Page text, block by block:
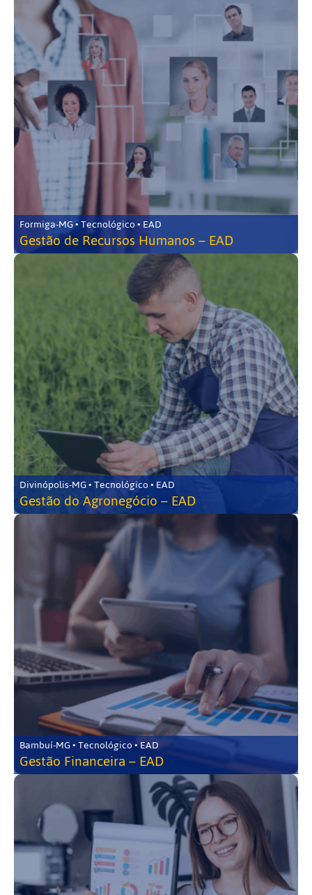
Formiga-MG • Tecnológico • EAD
Gestão de Recursos Humanos – EAD
Divinópolis-MG • Tecnológico • EAD
Gestão do Agronegócio – EAD
Bambuí-MG • Tecnológico • EAD
Gestão Financeira – EAD